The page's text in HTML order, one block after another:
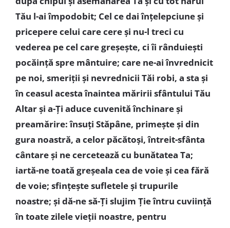
Tău l-ai împodobit; Cel ce dai înțelepciune și
pricepere celui care cere și nu-l treci cu
vederea pe cel care greșește, ci îi rânduiești
pocăință spre mântuire; care ne-ai învrednicit
pe noi, smeriții și nevrednicii Tăi robi, a sta și
în ceasul acesta înaintea măririi sfântului Tău
Altar și a-Ți aduce cuvenită închinare și
preamărire: însuți Stăpâne, primește și din
gura noastră, a celor păcătoși, întreit-sfânta
cântare și ne cercetează cu bunătatea Ta;
iartă-ne toată greșeala cea de voie și cea fără
de voie; sfințește sufletele și trupurile
noastre; și dă-ne să-Ți slujim Ție întru cuviință
în toate zilele vieții noastre, pentru